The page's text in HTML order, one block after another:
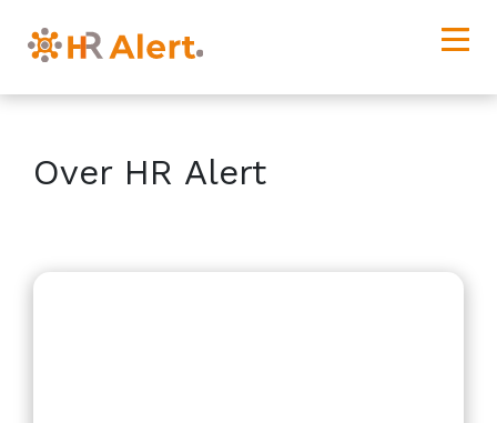
Over HR Alert